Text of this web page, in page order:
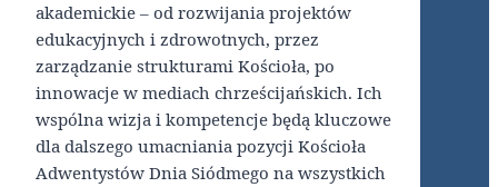
akademickie – od rozwijania projektów
edukacyjnych i zdrowotnych, przez
zarządzanie strukturami Kościoła, po
innowacje w mediach chrześcijańskich. Ich
wspólna wizja i kompetencje będą kluczowe
dla dalszego umacniania pozycji Kościoła
Adwentystów Dnia Siódmego na wszystkich